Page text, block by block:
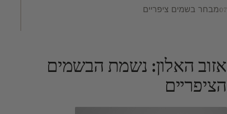
מבחר בשמים ציפריים
אזוב האלון: נשמת הבשמים
הציפריים